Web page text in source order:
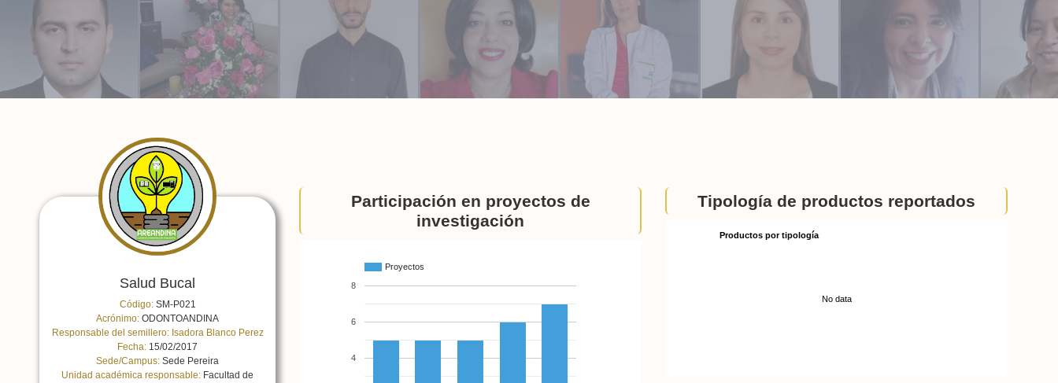
Salud Bucal
Código:SM-P021
Acrónimo: ODONTOANDINA
Responsable del semillero: Isadora Blanco Perez
Fecha: 15/02/2017
Sede/Campus: Sede Pereira
Unidad académica responsable: Facultad de
Participación en proyectos de
investigación
Proyectos
4
6
8
Tipología de productos reportados
Productos por tipología
No data